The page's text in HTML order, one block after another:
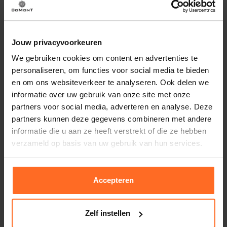
Jouw privacyvoorkeuren
We gebruiken cookies om content en advertenties te
personaliseren, om functies voor social media te bieden
en om ons websiteverkeer te analyseren. Ook delen we
informatie over uw gebruik van onze site met onze
partners voor social media, adverteren en analyse. Deze
partners kunnen deze gegevens combineren met andere
informatie die u aan ze heeft verstrekt of die ze hebben
verzameld op basis van uw gebruik van hun services.
Accepteren
Zelf instellen
Eigenschappen
Artikelnummer
263871-NY
Leveranciersnummer
0402593851
Categorie
Gezien in de nieuwsbrief
Merk
HV Society
Afmetingen
Indy is 175cm lang en
draagt maat 36
bloemenpatroon en de mini rok geven een speels silhouet.
Draag met sneakers voor een ontspannen dag of met
Altijd gratis bezorging
Bezorging is altijd gratis, binnen 1-3 werkdagen
thuisgeleverd met DHL.
Retourneren
Binnen 30 dagen eenvoudig retourneren via DHL voor
slechts € 4,95 of op eigen kosten via PostNL. In de
Bomont winkels kunt u ook gratis retourneren.
Betalen
iDeal, Riverty (Afterpay), creditcard of Paypal, kies zelf